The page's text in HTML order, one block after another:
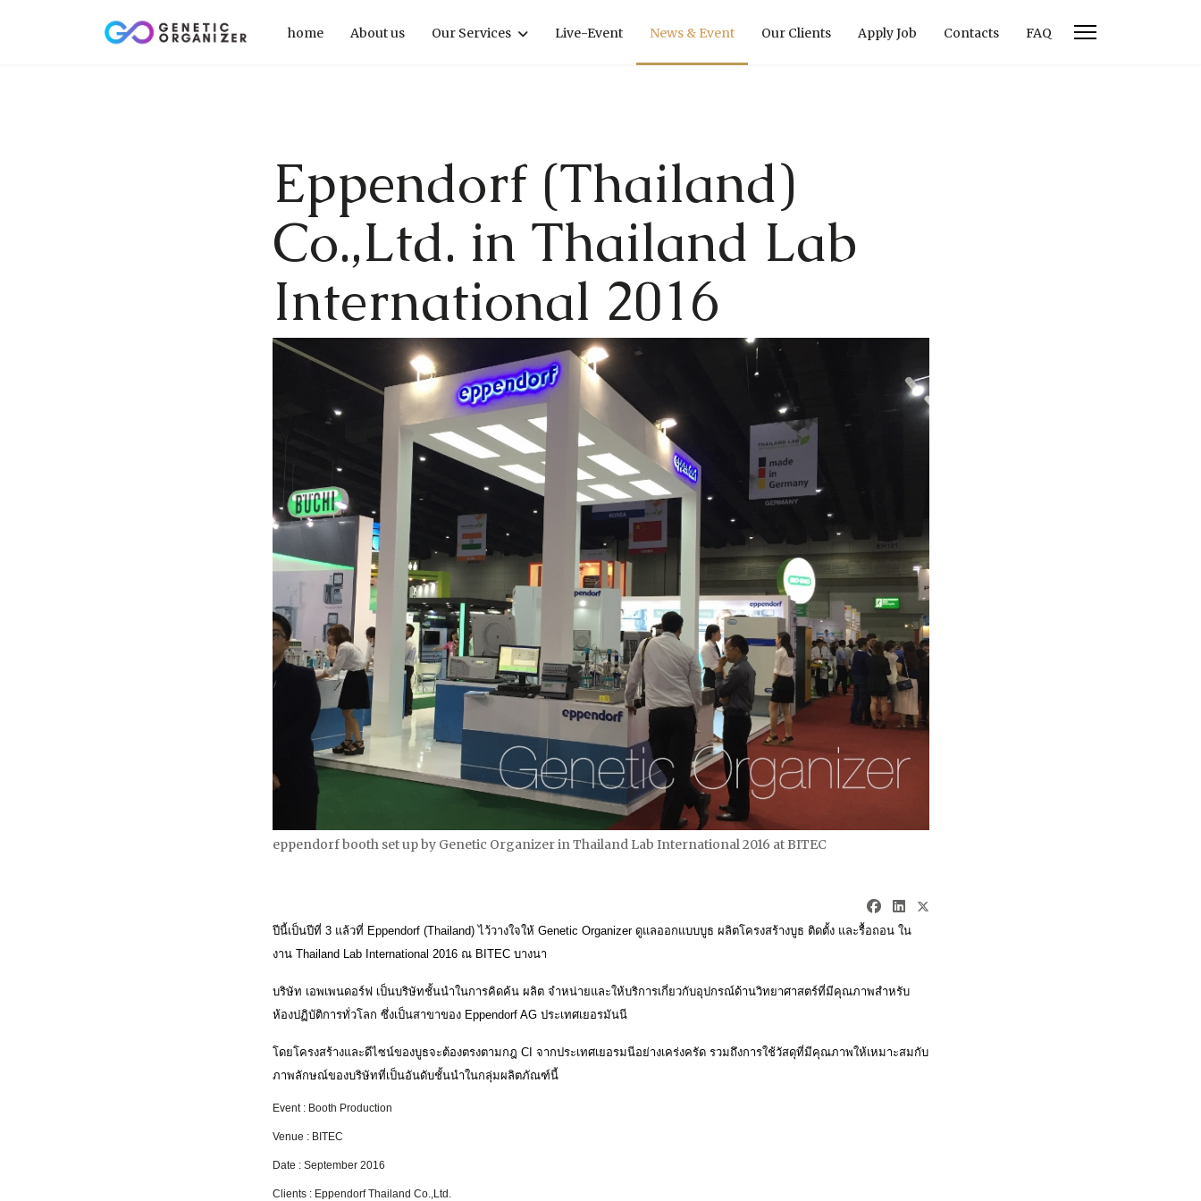
home About us Our Services Live-Event News & Event Our Clients Apply Job Contacts FAQ
eppendorf booth set up by Genetic Organizer in Thailand Lab International 2016 at BITEC
Eppendorf (Thailand)
Co.,Ltd. in Thailand Lab
International 2016
ปีนี้เป็นปีที่ 3 แล้วที่ Eppendorf (Thailand) ไว้วางใจให้ Genetic Organizer ดูแลออกแบบบูธ ผลิตโครงสร้างบูธ ติดตั้ง และรื้อถอน ใน
งาน Thailand Lab International 2016 ณ BITEC บางนา
บริษัท เอพเพนดอร์ฟ เป็นบริษัทชั้นนำในการคิดค้น ผลิต จำหน่ายและให้บริการเกี่ยวกับอุปกรณ์ด้านวิทยาศาสตร์ที่มีคุณภาพสำหรับ
ห้องปฏิบัติการทั่วโลก ซึ่งเป็นสาขาของ Eppendorf AG ประเทศเยอรมันนี
โดยโครงสร้างและดีไซน์ของบูธจะต้องตรงตามกฎ CI จากประเทศเยอรมนีอย่างเคร่งครัด รวมถึงการใช้วัสดุที่มีคุณภาพให้เหมาะสมกับ
ภาพลักษณ์ของบริษัทที่เป็นอันดับชั้นนำในกลุ่มผลิตภัณฑ์นี้
Event : Booth Production
Venue : BITEC
Date : September 2016
Clients : Eppendorf Thailand Co.,Ltd.